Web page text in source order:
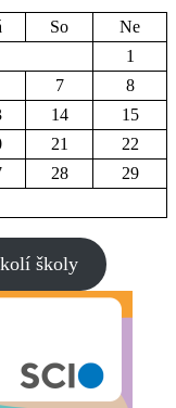
So
Ne
1
7
8
14
15
21
22
28
29
školy